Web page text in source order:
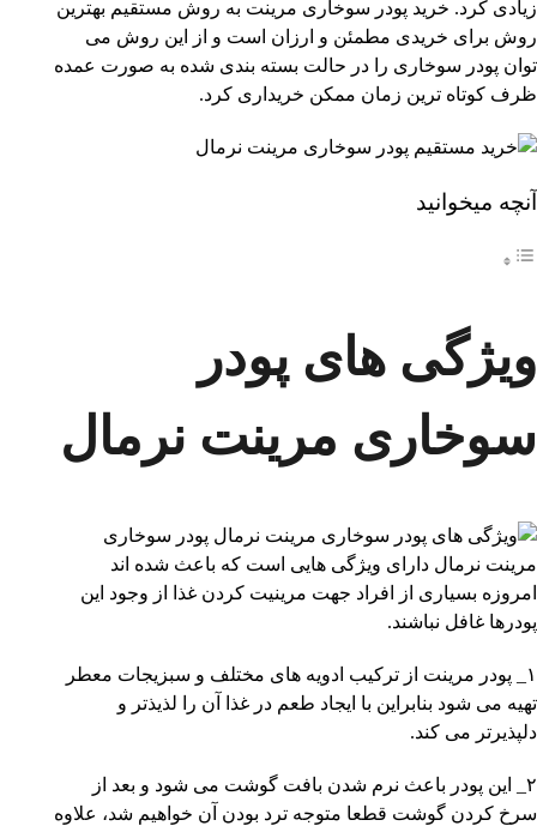
زیادی کرد. خرید پودر سوخاری مرینت به روش مستقیم بهترین
روش برای خریدی مطمئن و ارزان است و از این روش می
توان پودر سوخاری را در حالت بسته بندی شده به صورت عمده
ظرف کوتاه ترین زمان ممکن خریداری کرد.
آنچه میخوانید
ویژگی های پودر
سوخاری مرینت نرمال
پودر سوخاری
مرینت نرمال دارای ویژگی هایی است که باعث شده اند
امروزه بسیاری از افراد جهت مرینیت کردن غذا از وجود این
پودرها غافل نباشند.
۱_ پودر مرینت از ترکیب ادویه های مختلف و سبزیجات معطر
تهیه می شود بنابراین با ایجاد طعم در غذا آن را لذیذتر و
دلپذیرتر می کند.
۲_ این پودر باعث نرم شدن بافت گوشت می شود و بعد از
سرخ کردن گوشت قطعا متوجه ترد بودن آن خواهیم شد، علاوه